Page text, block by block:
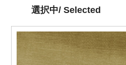
選択中/ Selected